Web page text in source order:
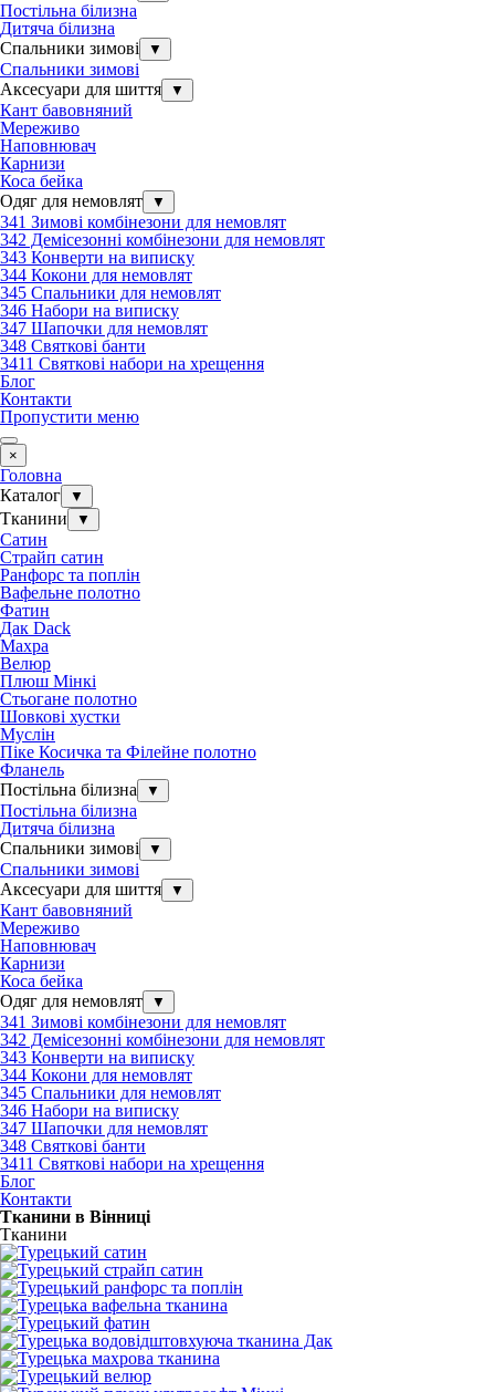
Постільна білизна
Дитяча білизна
Спальники зимові
▼
Спальники зимові
Аксесуари для шиття
▼
Кант бавовняний
Мереживо
Наповнювач
Карнизи
Коса бейка
Одяг для немовлят
▼
341 Зимові комбінезони для немовлят
342 Демісезонні комбінезони для немовлят
343 Конверти на виписку
344 Кокони для немовлят
345 Спальники для немовлят
346 Набори на виписку
347 Шапочки для немовлят
348 Святкові банти
3411 Святкові набори на хрещення
Блог
Контакти
Пропустити меню
×
Головна
Каталог
▼
Тканини ▼
Сатин
Страйп сатин
Ранфорс та поплін
Вафельне полотно
Фатин
Дак Dack
Махра
Велюр
Плюш Мінкі
Стьогане полотно
Шовкові хустки
Муслін
Піке Косичка та Філейне полотно
Фланель
Постільна білизна
▼
Постільна білизна
Дитяча білизна
Спальники зимові
▼
Спальники зимові
Аксесуари для шиття
▼
Кант бавовняний
Мереживо
Наповнювач
Карнизи
Коса бейка
Одяг для немовлят
▼
341 Зимові комбінезони для немовлят
342 Демісезонні комбінезони для немовлят
343 Конверти на виписку
344 Кокони для немовлят
345 Спальники для немовлят
346 Набори на виписку
347 Шапочки для немовлят
348 Святкові банти
3411 Святкові набори на хрещення
Блог
Контакти
Тканини в Вінниці
Тканини